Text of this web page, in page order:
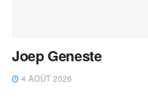
Joep Geneste
4 AOÛT 2026